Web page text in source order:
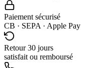
Paiement sécurisé
CB · SEPA · Apple Pay
Retour 30 jours
satisfait ou remboursé